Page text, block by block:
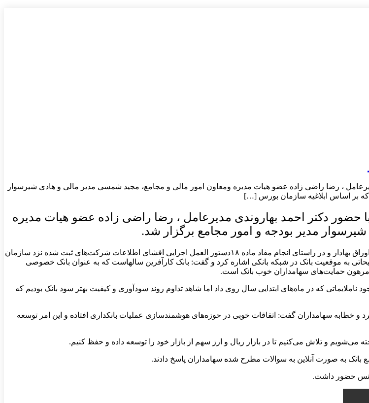
، رضا راضی زاده عضو هیات مدیره ومعاون امور مالی و مجامع، مجید شمسی مدیر مالی و هادی شیرسوار
که بر اساس ابلاغیه سازمان بورس […]
حضور دکتر احمد بهاروندی مدیرعامل ، رضا راضی زاده عضو هیات مدیره
مدیر بودجه و امور مجامع برگزار شد.
به گزارش روابط‌عمومی بانک کارآفرین، در این جلسه که بر اساس ابلاغیه سازمان بورس و اوراق بهادار و در راستای انجام مفاد ماده ۱۸دستور العمل اجرایی افشای اطلاعات شرکت‌های ثبت شده نزد سازمان
به موقعیت بانک در شبکه بانکی اشاره کرد و گفت: بانک کارآفرین سالهاست که به عنوان بانک خصوصی
در ۶ماهه سال جاری افزود: در۶ماهه نخست سال با وجود ناملایماتی که در ماه‌های ابتدایی سال روی داد اما شاهد تداوم روند سودآوری و کیفیت بهتر سود بانک بودیم که
خطابه سهامداران گفت: اتفاقات خوبی در حوزه‌های هوشمندسازی عملیات بانکداری افتاده و این امر توسعه
می‌شویم و تلاش می‌کنیم تا در بازار ریال و ارز سهم از بازار خود را توسعه داده و حفظ کنیم.
به صورت آنلاین به سوالات مطرح شده سهامداران پاسخ دادند.
حضور داشت.